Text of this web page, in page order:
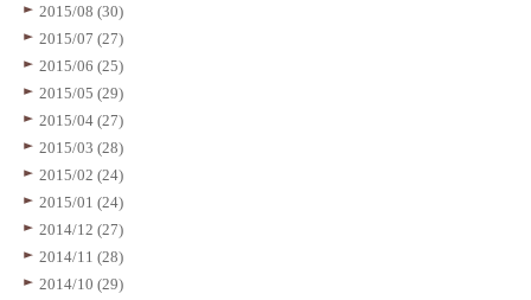
2015/08 (30)
2015/07 (27)
2015/06 (25)
2015/05 (29)
2015/04 (27)
2015/03 (28)
2015/02 (24)
2015/01 (24)
2014/12 (27)
2014/11 (28)
2014/10 (29)